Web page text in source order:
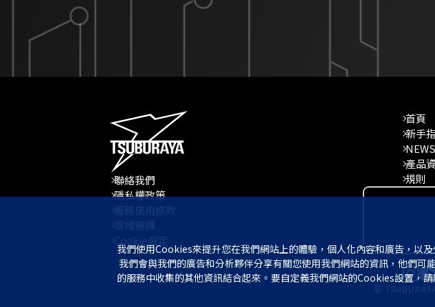
聯絡我們
隱私權政策
服務使用條款
區域選擇
Cookie設定
首頁
新手
NEWS
產品
規則
©
我們使用Cookies來提升您在我們網站上的體驗，個人化內容和廣告，以及
的服務中收集的其他資訊結合起來。要自定義我們網站的Cookies設置，